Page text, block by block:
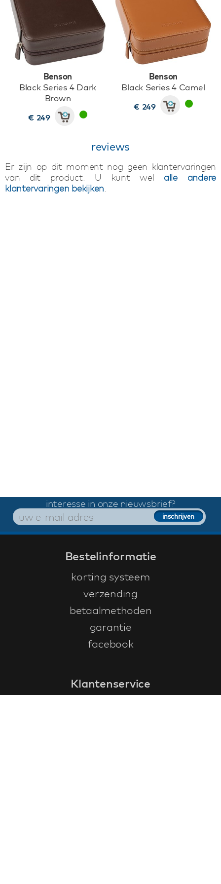
Benson
Black Series 4 Dark
Brown
€ 249
Benson
Black Series 4 Camel
€ 249
reviews
Er zijn op dit moment nog geen klantervaringen
van dit product. U kunt wel alle andere
klantervaringen bekijken.
interesse in onze nieuwsbrief?
Bestelinformatie
korting systeem
verzending
betaalmethoden
garantie
facebook
Klantenservice